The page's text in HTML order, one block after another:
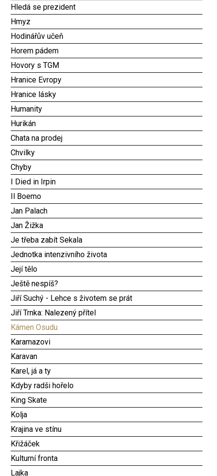
Hledá se prezident
Hmyz
Hodinářův učeň
Horem pádem
Hovory s TGM
Hranice Evropy
Hranice lásky
Humanity
Hurikán
Chata na prodej
Chvilky
Chyby
I Died in Irpin
Il Boemo
Jan Palach
Jan Žižka
Je třeba zabít Sekala
Jednotka intenzivního života
Její tělo
Ještě nespíš?
Jiří Suchý - Lehce s životem se prát
Jiří Trnka: Nalezený přítel
Kámen Osudu
Karamazovi
Karavan
Karel, já a ty
Kdyby radši hořelo
King Skate
Kolja
Krajina ve stínu
Křižáček
Kulturní fronta
Lajka